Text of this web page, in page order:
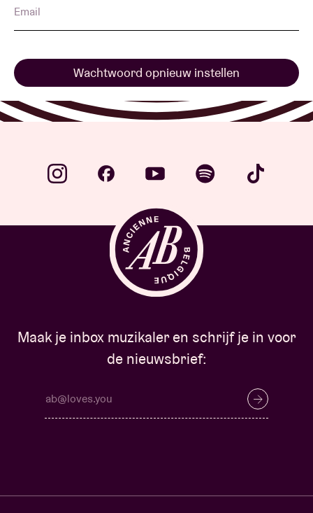
AB ❤ you
Zaalhuur
Email
Wachtwoord opnieuw instellen
Maak je inbox muzikaler en schrijf je in voor
de nieuwsbrief: